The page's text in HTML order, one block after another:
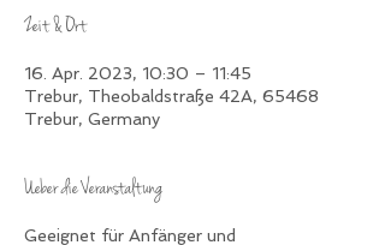
Zeit & Ort
16. Apr. 2023, 10:30 – 11:45
Trebur, Theobaldstraße 42A, 65468
Trebur, Germany
Ueber die Veranstaltung
Geeignet für Anfänger und